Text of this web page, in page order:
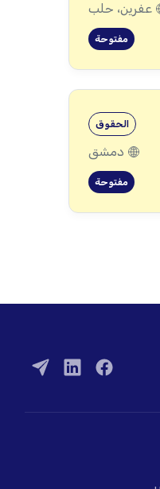
عفرين، حلب
مفتوحة
الحقوق
دمشق
مفتوحة